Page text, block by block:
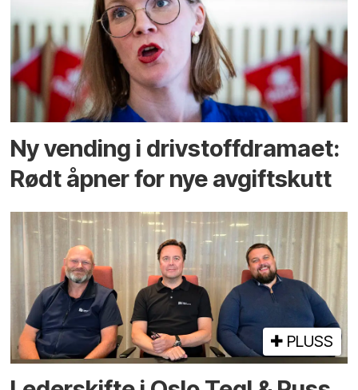
Ny vending i drivstoffdramaet:
Rødt åpner for nye avgiftskutt
PLUSS